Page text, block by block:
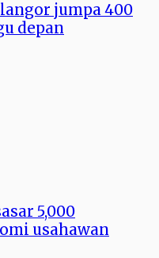
jumpa 400
depan
5,000
usahawan